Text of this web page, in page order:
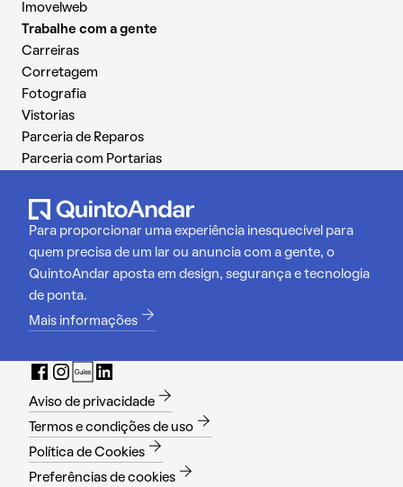
Imovelweb
Trabalhe com a gente
Carreiras
Corretagem
Fotografia
Vistorias
Parceria de Reparos
Parceria com Portarias
Para proporcionar uma experiência inesquecível para
quem precisa de um lar ou anuncia com a gente, o
QuintoAndar aposta em design, segurança e tecnologia
de ponta.
Mais informações
Aviso de privacidade
Termos e condições de uso
Política de Cookies
Preferências de cookies